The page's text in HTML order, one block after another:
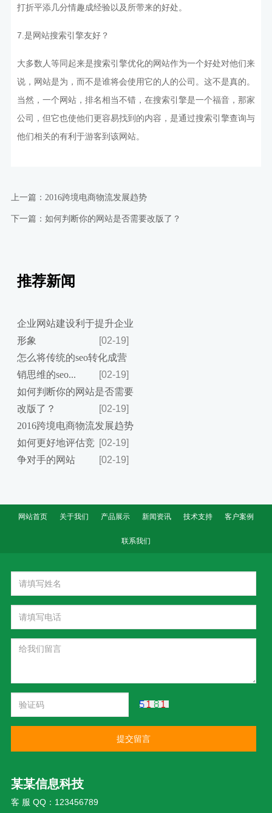
打折平添几分情趣成经验以及所带来的好处。
7.是网站搜索引擎友好？
大多数人等同起来是搜索引擎优化的网站作为一个好处对他们来
说，网站是为，而不是谁将会使用它的人的公司。这不是真的。
当然，一个网站，排名相当不错，在搜索引擎是一个福音，那家
公司，但它也使他们更容易找到的内容，是通过搜索引擎查询与
他们相关的有利于游客到该网站。
上一篇：2016跨境电商物流发展趋势
下一篇：如何判断你的网站是否需要改版了？
推荐新闻
企业网站建设利于提升企业
形象
[02-19]
怎么将传统的seo转化成营
销思维的seo...
[02-19]
如何判断你的网站是否需要
改版了？
[02-19]
2016跨境电商物流发展趋势
[02-19]
如何更好地评估竞
争对手的网站
[02-19]
网站首页 关于我们 产品展示 新闻资讯 技术支持 客户案例
联系我们
提交留言
某某信息科技
客 服 QQ：123456789